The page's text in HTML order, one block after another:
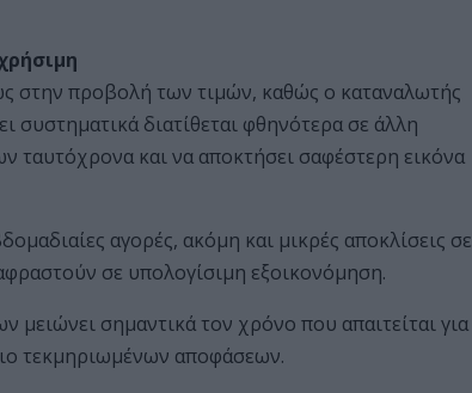
στην προβολή των τιμών, καθώς ο καταναλωτής
συστηματικά διατίθεται φθηνότερα σε άλλη
ταυτόχρονα και να αποκτήσει σαφέστερη εικόνα
αγορές, ακόμη και μικρές αποκλίσεις σε
σε υπολογίσιμη εξοικονόμηση.
σημαντικά τον χρόνο που απαιτείται για
τεκμηριωμένων αποφάσεων.